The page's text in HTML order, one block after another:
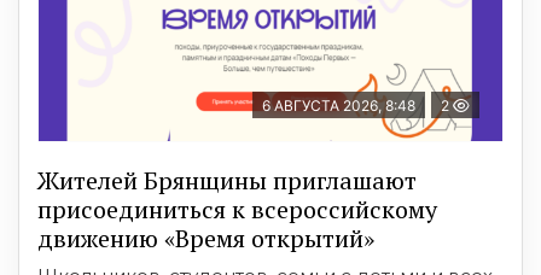
6 АВГУСТА 2026, 8:48 2
Жителей Брянщины приглашают
присоединиться к всероссийскому
движению «Время открытий»